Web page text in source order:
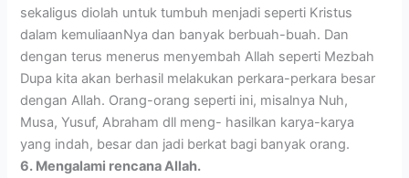
sekaligus diolah untuk tumbuh menjadi seperti Kristus
dalam kemuliaanNya dan banyak berbuah-buah. Dan
dengan terus menerus menyembah Allah seperti Mezbah
Dupa kita akan berhasil melakukan perkara-perkara besar
dengan Allah. Orang-orang seperti ini, misalnya Nuh,
Musa, Yusuf, Abraham dll meng- hasilkan karya-karya
yang indah, besar dan jadi berkat bagi banyak orang.
6. Mengalami rencana Allah.